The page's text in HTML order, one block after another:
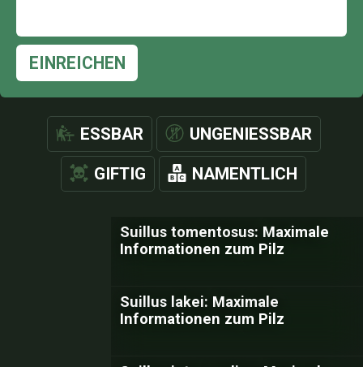
EINREICHEN
ESSBAR UNGENIESSBAR
GIFTIG NAMENTLICH
Suillus tomentosus: Maximale
Informationen zum Pilz
Suillus lakei: Maximale
Informationen zum Pilz